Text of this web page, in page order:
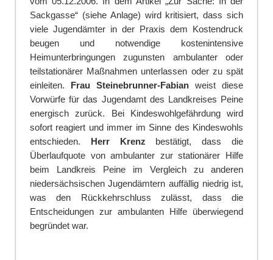
Sackgasse“ (siehe Anlage) wird kritisiert, dass sich
viele Jugendämter in der Praxis dem Kostendruck
beugen und notwendige kostenintensive
Heimunterbringungen zugunsten ambulanter oder
teilstationärer Maßnahmen unterlassen oder zu spät
einleiten.
Frau Steinebrunner-Fabian weist diese
Vorwürfe für das Jugendamt des Landkreises Peine
energisch zurück. Bei Kindeswohlgefährdung wird
sofort reagiert und immer im Sinne des Kindeswohls
entschieden.
Herr Krenz bestätigt, dass die
Überlaufquote von ambulanter zur stationärer Hilfe
beim Landkreis Peine im Vergleich zu anderen
niedersächsischen Jugendämtern auffällig niedrig ist,
was den Rückkehrschluss zulässt, dass die
Entscheidungen zur ambulanten Hilfe überwiegend
begründet war.